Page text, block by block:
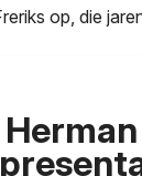
op, die